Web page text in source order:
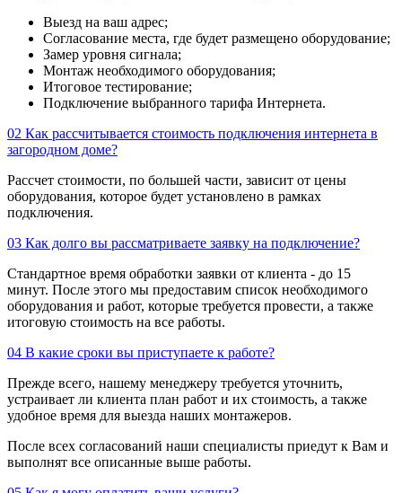
Выезд на ваш адрес;
Согласование места, где будет размещено оборудование;
Замер уровня сигнала;
Монтаж необходимого оборудования;
Итоговое тестирование;
Подключение выбранного тарифа Интернета.
02 Как рассчитывается стоимость подключения интернета в
загородном доме?
Рассчет стоимости, по большей части, зависит от цены
оборудования, которое будет установлено в рамках
подключения.
03 Как долго вы рассматриваете заявку на подключение?
Стандартное время обработки заявки от клиента - до 15
минут. После этого мы предоставим список необходимого
оборудования и работ, которые требуется провести, а также
итоговую стоимость на все работы.
04 В какие сроки вы приступаете к работе?
Прежде всего, нашему менеджеру требуется уточнить,
устраивает ли клиента план работ и их стоимость, а также
удобное время для выезда наших монтажеров.
После всех согласований наши специалисты приедут к Вам и
выполнят все описанные выше работы.